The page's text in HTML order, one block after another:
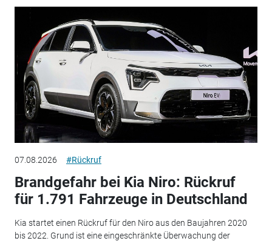
07.08.2026 #Rückruf
Brandgefahr bei Kia Niro: Rückruf
für 1.791 Fahrzeuge in Deutschland
Kia startet einen Rückruf für den Niro aus den Baujahren 2020
bis 2022. Grund ist eine eingeschränkte Überwachung der